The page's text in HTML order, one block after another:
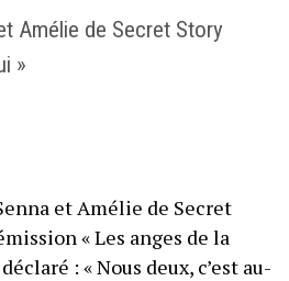
Amélie de Secret Story
»
et Amélie de Secret
« Les anges de la
: « Nous deux, c’est au-